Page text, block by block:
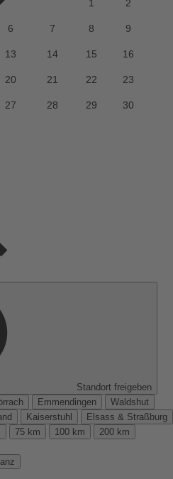
Standort freigeben
Emmendingen
Waldshut
Kaiserstuhl
Elsass & Straßburg
75 km 100 km
200 km